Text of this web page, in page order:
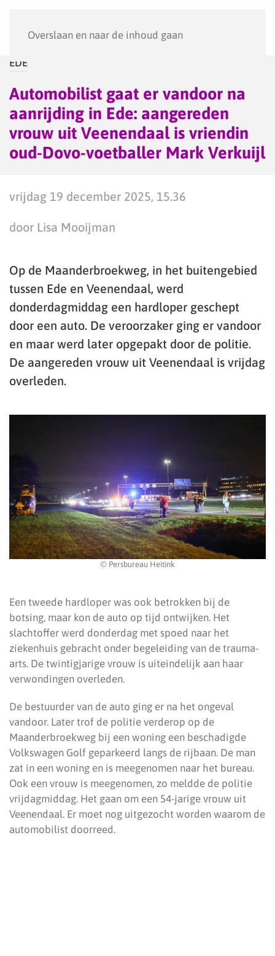
Overslaan en naar de inhoud gaan
EDE
Automobilist gaat er vandoor na
aanrijding in Ede: aangereden
vrouw uit Veenendaal is vriendin
oud-Dovo-voetballer Mark Verkuijl
vrijdag 19 december 2025, 15.36
door Lisa Mooijman
Op de Maanderbroekweg, in het buitengebied
tussen Ede en Veenendaal, werd
donderdagmiddag een hardloper geschept
door een auto. De veroorzaker ging er vandoor
en maar werd later opgepakt door de politie.
De aangereden vrouw uit Veenendaal is vrijdag
overleden.
© Persbureau Heitink
Een tweede hardloper was ook betrokken bij de
botsing, maar kon de auto op tijd ontwijken. Het
slachtoffer werd donderdag met spoed naar het
ziekenhuis gebracht onder begeleiding van de trauma-
arts. De twintigjarige vrouw is uiteindelijk aan haar
verwondingen overleden.
De bestuurder van de auto ging er na het ongeval
vandoor. Later trof de politie verderop op de
Maanderbroekweg bij een woning een beschadigde
Volkswagen Golf geparkeerd langs de rijbaan. De man
zat in een woning en is meegenomen naar het bureau.
Ook een vrouw is meegenomen, zo meldde de politie
vrijdagmiddag. Het gaan om een 54-jarige vrouw uit
Veenendaal. Er moet nog uitgezocht worden waarom de
automobilist doorreed.